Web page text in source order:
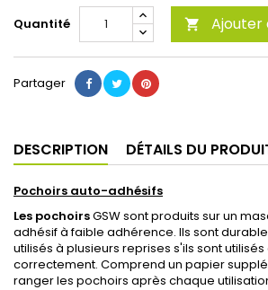
Quantité  Ajouter
Partager
DESCRIPTION DÉTAILS DU
Pochoirs auto-adhésifs
Les pochoirsGSW sont produits sur un
adhésif à faible adhérence. Ils sont
utilisés à plusieurs reprises s'ils sont
correctement. Comprend un papier
ranger les pochoirs après chaque